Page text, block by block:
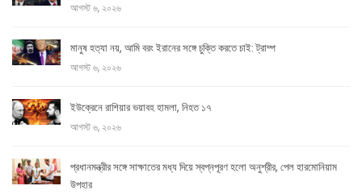
আগস্ট ৬, ২০২৬
মানুষ হত্যা নয়, আমি বরং ইরানের সঙ্গে চুক্তি করতে চাই: ট্রাম্প
আগস্ট ৬, ২০২৬
ইউক্রেনে রাশিয়ার ভয়াবহ হামলা, নিহত ১৭
আগস্ট ৬, ২০২৬
প্রধানমন্ত্রীর সঙ্গে সাক্ষাতের মধ্য দিয়ে স্বপ্নপূরণ হলো অনুশ্রীর, পেল হারমোনিয়াম
উপহার